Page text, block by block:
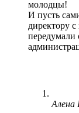
молодцы!
И пусть
директору
передумали
Алена